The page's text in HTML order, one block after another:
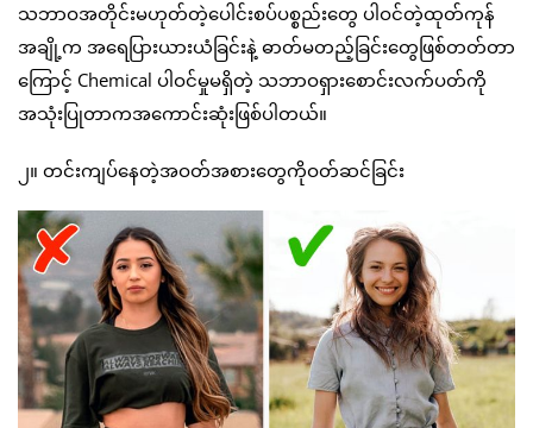
သဘာဝအတိုင်းမဟုတ်တဲ့ပေါင်းစပ်ပစ္စည်းတွေ ပါဝင်တဲ့ထုတ်ကုန်
အချို့က အရေပြားယားယံခြင်းနဲ့ ဓာတ်မတည့်ခြင်းတွေဖြစ်တတ်တာ
ကြောင့် Chemical ပါဝင်မှုမရှိတဲ့ သဘာဝရှားစောင်းလက်ပတ်ကို
အသုံးပြုတာကအကောင်းဆုံးဖြစ်ပါတယ်။
၂။ တင်းကျပ်နေတဲ့အဝတ်အစားတွေကိုဝတ်ဆင်ခြင်း